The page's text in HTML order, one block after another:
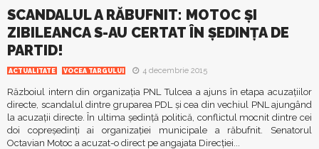
SCANDALUL A RĂBUFNIT: MOTOC ŞI
ZIBILEANCA S-AU CERTAT ÎN ŞEDINŢA DE
PARTID!
ACTUALITATE VOCEA TARGULUI 4 decembrie 2015
Războiul intern din organizaţia PNL Tulcea a ajuns în etapa acuzaţiilor
directe, scandalul dintre gruparea PDL şi cea din vechiul PNL ajungând
la acuzaţii directe. În ultima şedinţă politică, conflictul mocnit dintre cei
doi copreşedinţi ai organizaţiei municipale a răbufnit. Senatorul
Octavian Motoc a acuzat-o direct pe angajata Direcţiei...